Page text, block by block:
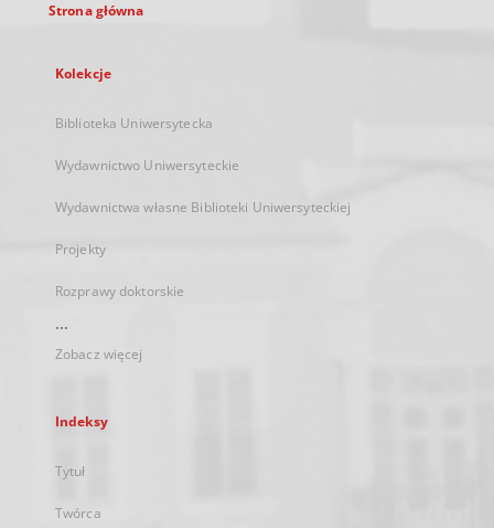
Strona główna
Kolekcje
Biblioteka Uniwersytecka
Wydawnictwo Uniwersyteckie
Wydawnictwa własne Biblioteki Uniwersyteckiej
Projekty
Rozprawy doktorskie
...
Zobacz więcej
Indeksy
Tytuł
Twórca